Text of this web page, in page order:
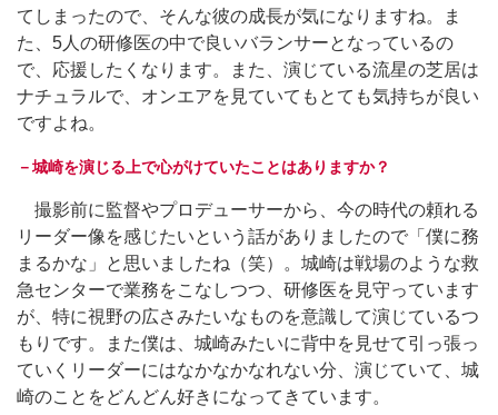
てしまったので、そんな彼の成長が気になりますね。ま
た、5人の研修医の中で良いバランサーとなっているの
で、応援したくなります。また、演じている流星の芝居は
ナチュラルで、オンエアを見ていてもとても気持ちが良い
ですよね。
－城崎を演じる上で心がけていたことはありますか？
撮影前に監督やプロデューサーから、今の時代の頼れる
リーダー像を感じたいという話がありましたので「僕に務
まるかな」と思いましたね（笑）。城崎は戦場のような救
急センターで業務をこなしつつ、研修医を見守っています
が、特に視野の広さみたいなものを意識して演じているつ
もりです。また僕は、城崎みたいに背中を見せて引っ張っ
ていくリーダーにはなかなかなれない分、演じていて、城
崎のことをどんどん好きになってきています。